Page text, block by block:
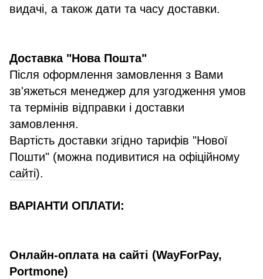
видачі, а також дати та часу доставки.
Доставка "Нова Пошта"
Після оформлення замовлення з Вами
зв'яжеться менеджер для узгодження умов
та термінів відправки і доставки
замовлення.
Вартість доставки згідно тарифів "Нової
Пошти" (можна подивитися на офіційному
сайті).
ВАРІАНТИ ОПЛАТИ:
Онлайн-оплата на сайті (WayForPay,
Portmone)